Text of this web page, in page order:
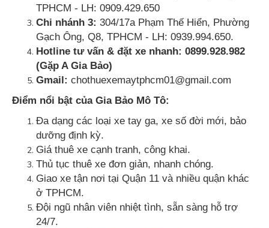
TPHCM - LH: 0909.429.650
Chi nhánh 3: 304/17a Phạm Thế Hiển, Phường
Gạch Ông, Q8, TPHCM - LH: 0939.994.650.
Hotline tư vấn & đặt xe nhanh: 0899.928.982
(Gặp A Gia Bảo)
Gmail: chothuexemaytphcm01@gmail.com
Điểm nổi bật của Gia Bảo Mô Tô:
Đa dạng các loại xe tay ga, xe số đời mới, bảo
dưỡng định kỳ.
Giá thuê xe cạnh tranh, công khai.
Thủ tục thuê xe đơn giản, nhanh chóng.
Giao xe tận nơi tại Quận 11 và nhiều quận khác
ở TPHCM.
Đội ngũ nhân viên nhiệt tình, sẵn sàng hỗ trợ
24/7.